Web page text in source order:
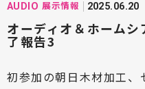
#NAGAOKA(ナガオカ)
#Ninonyno2(ニーノニー
#Octave(オクターブ)
AUDIO 展示情報 2025.06.20
オーディオ＆ホーム
了報告3
初参加の朝日木材加工